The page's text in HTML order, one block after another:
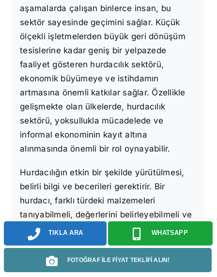
aşamalarda çalışan binlerce insan, bu
sektör sayesinde geçimini sağlar. Küçük
ölçekli işletmelerden büyük geri dönüşüm
tesislerine kadar geniş bir yelpazede
faaliyet gösteren hurdacılık sektörü,
ekonomik büyümeye ve istihdamın
artmasına önemli katkılar sağlar. Özellikle
gelişmekte olan ülkelerde, hurdacılık
sektörü, yoksullukla mücadelede ve
informal ekonominin kayıt altına
alınmasında önemli bir rol oynayabilir.
Hurdacılığın etkin bir şekilde yürütülmesi,
belirli bilgi ve becerileri gerektirir. Bir
hurdacı, farklı türdeki malzemeleri
tanıyabilmeli, değerlerini belirleyebilmeli ve
bunları güvenli bir şekilde ayrıştırabilmelidir.
Ayrıca, geri dönüşüm tesisleriyle iyi ilişkiler
kurmalı, piyasa fiyatlarını takip etmeli ve
lojistik süreçleri etkin bir şekilde
TIKLA ARA WHATSAPP
FOTOĞRAF İLE FİYAT TEKLİFİ ALIN!